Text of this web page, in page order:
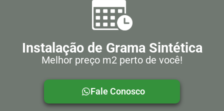
Instalação de Grama Sintética
Melhor preço m2 perto de você!
Fale Conosco